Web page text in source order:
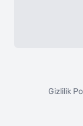
Gizlilik